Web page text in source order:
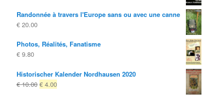
d'origineactuel
Randonnée à travers l'Europe sans ou avec une canne
€ 20.00
Photos, Réalités, Fanatisme
€ 9.80
Historischer Kalender Nordhausen 2020
€10.00 Le
€ 4.00Le